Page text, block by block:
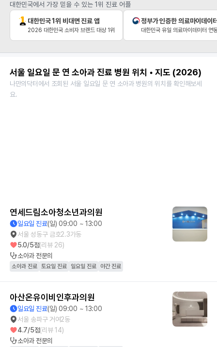
대한민국에서 가장 믿을 수 있는 1위 진료 어플
대한민국 1위 비대면 진료 앱
2026 대한민국 소비자 브랜드 대상 1위
정부가 인증한 의료마이데이
대한민국 유일 의료마이데이터 연
서울 일요일 문 연 소아과 진료 병원 위치 • 지도 (2026)
나만의닥터에서 조회된 서울 일요일 문 연 소아과 병원의 위치를 확인해보세
요.
연세드림소아청소년과의원
일요일 진료(일) 09:00 ~ 13:00
서울 성동구 금호2.3가동
5.0/5점(리뷰 26)
소아과전문의
소아과 진료 토요일 진료 일요일 진료 야간 진료
아산온유이비인후과의원
일요일 진료(일) 09:00 ~ 13:00
서울 송파구 거여2동
4.7/5점(리뷰14)
소아과전문의